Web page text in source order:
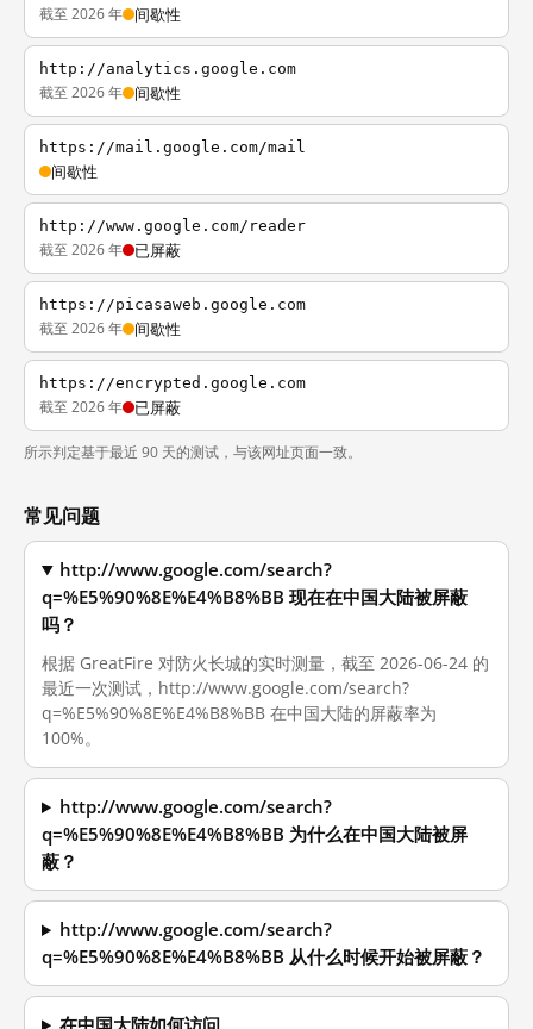
截至 2026 年 间歇性
http://analytics.google.com
截至 2026 年 间歇性
https://mail.google.com/mail
间歇性
http://www.google.com/reader
截至 2026 年 已屏蔽
https://picasaweb.google.com
截至 2026 年 间歇性
https://encrypted.google.com
截至 2026 年 已屏蔽
所示判定基于最近 90 天的测试，与该网址页面一致。
常见问题
http://www.google.com/search?
q=%E5%90%8E%E4%B8%BB 现在在中国大陆被屏蔽
吗？
根据 GreatFire 对防火长城的实时测量，截至 2026-06-24 的
最近一次测试，http://www.google.com/search?
q=%E5%90%8E%E4%B8%BB 在中国大陆的屏蔽率为
100%。
http://www.google.com/search?
q=%E5%90%8E%E4%B8%BB 为什么在中国大陆被屏
蔽？
http://www.google.com/search?
q=%E5%90%8E%E4%B8%BB 从什么时候开始被屏蔽？